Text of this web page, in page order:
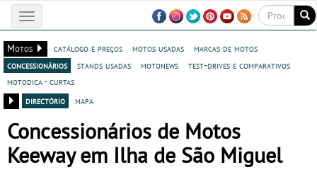
Toggle
navigation
Motos
catálogo e preços motos usadas
marcas de motos
concessionários
stands usadas motonews
test-drives e comparativos
motodica - curtas
directório
mapa
Concessionários de Motos
Keeway em Ilha de São Miguel